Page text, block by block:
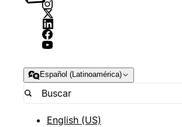
Español (Latinoamérica)
English (US)